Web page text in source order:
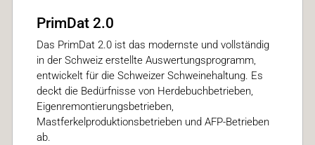
PrimDat 2.0
Das PrimDat 2.0 ist das modernste und vollständig
in der Schweiz erstellte Auswertungsprogramm,
entwickelt für die Schweizer Schweinehaltung. Es
deckt die Bedürfnisse von Herdebuchbetrieben,
Eigenremontierungsbetrieben,
Mastferkelproduktionsbetrieben und AFP-Betrieben
ab.